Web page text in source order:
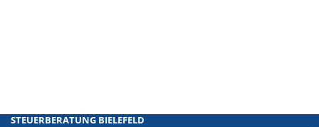
STEUERBERATUNG BIELEFELD